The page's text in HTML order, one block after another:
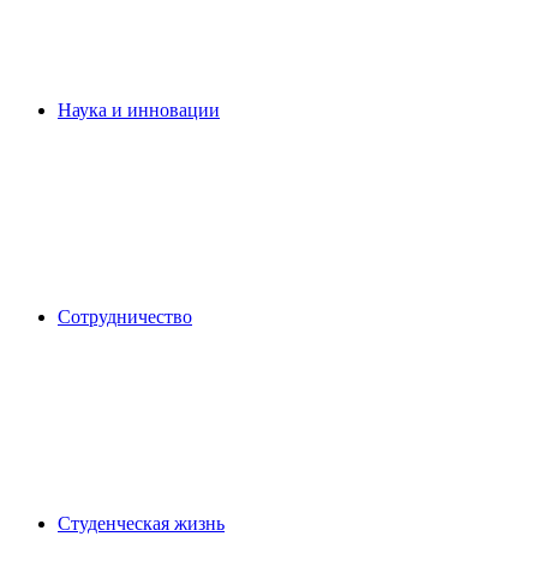
Наука и инновации
Сотрудничество
Студенческая жизнь